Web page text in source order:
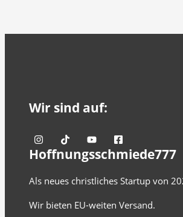
Wir sind auf:
Hoffnungsschmiede777
Als neues christliches Startup von
Wir bieten EU-weiten Versand.